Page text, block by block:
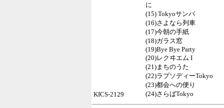
に
(15) Tokyoサンバ
(16)さよなら列車
(17)今朝の手紙
(18)ガラス窓
(19)Bye Bye Party
(20)レクヰエム I
(21)まちのうた
(22)ラプソディーTokyo
(23)都会への便り
(24)さらばTokyo
KICS-2129